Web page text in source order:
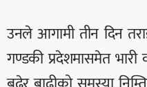
उनले आगामी तीन दिन
गण्डकी प्रदेशमासमेत